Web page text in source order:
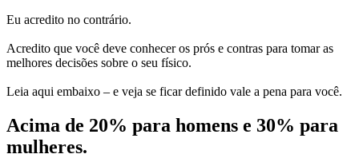
Eu acredito no contrário.
Acredito que você deve conhecer os prós e contras para tomar as
melhores decisões sobre o seu físico.
Leia aqui embaixo – e veja se ficar definido vale a pena para você.
Acima de 20% para homens e 30% para
mulheres.